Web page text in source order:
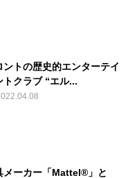
ントの歴史的エンターテイ
トクラブ “エル...
メーカー「Mattel®︎」と